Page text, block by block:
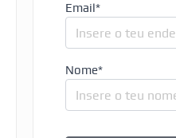
Email*
Nome*